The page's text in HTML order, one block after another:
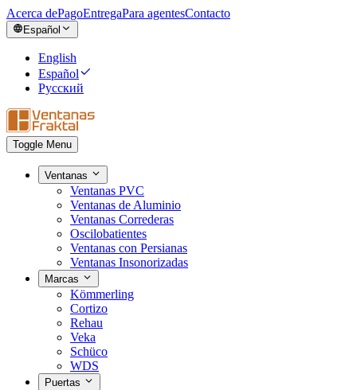
Acerca dePagoEntregaPara agentesContacto
Español
English
Español
Русский
Toggle Menu
Ventanas
Ventanas PVC
Ventanas de Aluminio
Ventanas Correderas
Oscilobatientes
Ventanas con Persianas
Ventanas Insonorizadas
Marcas
Kömmerling
Cortizo
Rehau
Veka
Schüco
WDS
Puertas